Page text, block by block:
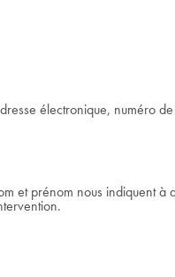
électronique, numéro
et prénom nous indiquent